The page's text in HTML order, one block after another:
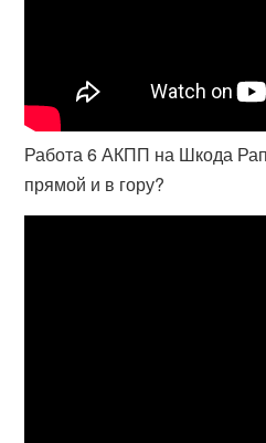
Работа 6 АКПП на Шкода
прямой и в гору?